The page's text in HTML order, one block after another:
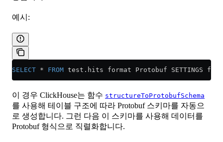
예시:
SELECT * FROM test . hits format Protobuf SETTINGS
이 경우 ClickHouse는 함수 structureToProtobufSchema
를 사용해 테이블 구조에 따라 Protobuf 스키마를 자동으
로 생성합니다. 그런 다음 이 스키마를 사용해 데이터를
Protobuf 형식으로 직렬화합니다.